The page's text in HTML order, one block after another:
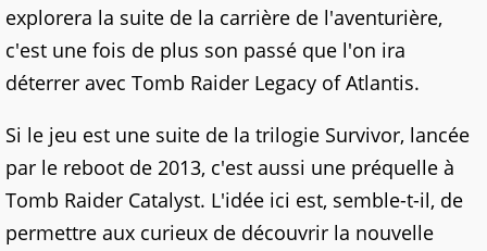
explorera la suite de la carrière de l'aventurière,
c'est une fois de plus son passé que l'on ira
déterrer avec Tomb Raider Legacy of Atlantis.
Si le jeu est une suite de la trilogie Survivor, lancée
par le reboot de 2013, c'est aussi une préquelle à
Tomb Raider Catalyst. L'idée ici est, semble-t-il, de
permettre aux curieux de découvrir la nouvelle